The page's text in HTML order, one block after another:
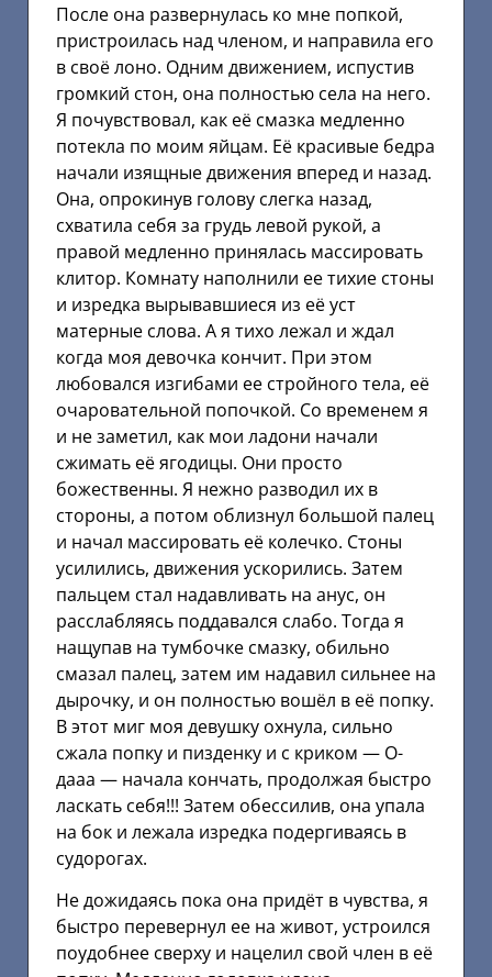
После она развернулась ко мне попкой,
пристроилась над членом, и направила его
в своё лоно. Одним движением, испустив
громкий стон, она полностью села на него.
Я почувствовал, как её смазка медленно
потекла по моим яйцам. Её красивые бедра
начали изящные движения вперед и назад.
Она, опрокинув голову слегка назад,
схватила себя за грудь левой рукой, а
правой медленно принялась массировать
клитор. Комнату наполнили ее тихие стоны
и изредка вырывавшиеся из её уст
матерные слова. А я тихо лежал и ждал
когда моя девочка кончит. При этом
любовался изгибами ее стройного тела, её
очаровательной попочкой. Со временем я
и не заметил, как мои ладони начали
сжимать её ягодицы. Они просто
божественны. Я нежно разводил их в
стороны, а потом облизнул большой палец
и начал массировать её колечко. Стоны
усилились, движения ускорились. Затем
пальцем стал надавливать на анус, он
расслабляясь поддавался слабо. Тогда я
нащупав на тумбочке смазку, обильно
смазал палец, затем им надавил сильнее на
дырочку, и он полностью вошёл в её попку.
В этот миг моя девушку охнула, сильно
сжала попку и пизденку и с криком — О-
дааа — начала кончать, продолжая быстро
ласкать себя!!! Затем обессилив, она упала
на бок и лежала изредка подергиваясь в
судорогах.
Не дожидаясь пока она придёт в чувства, я
быстро перевернул ее на живот, устроился
поудобнее сверху и нацелил свой член в её